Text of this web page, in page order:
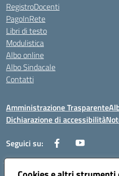
RegistroDocenti
PagoInRete
Libri di testo
Modulistica
Albo online
Albo Sindacale
Contatti
Amministrazione Trasparente
Dichiarazione di accessibilità
Seguici su: